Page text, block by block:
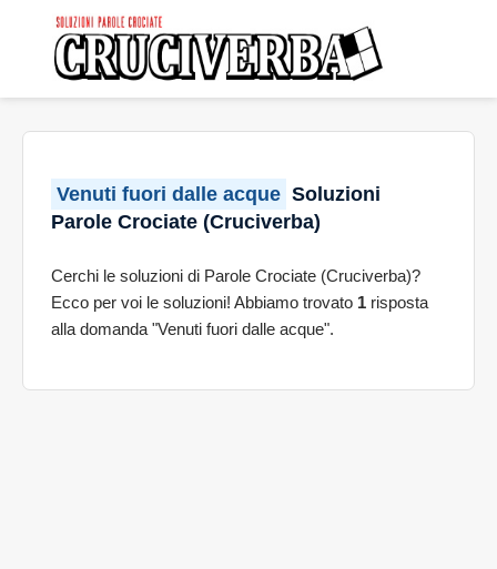
Venuti fuori dalle acque Soluzioni
Parole Crociate (Cruciverba)
Cerchi le soluzioni di Parole Crociate (Cruciverba)?
Ecco per voi le soluzioni! Abbiamo trovato 1 risposta
alla domanda "Venuti fuori dalle acque".